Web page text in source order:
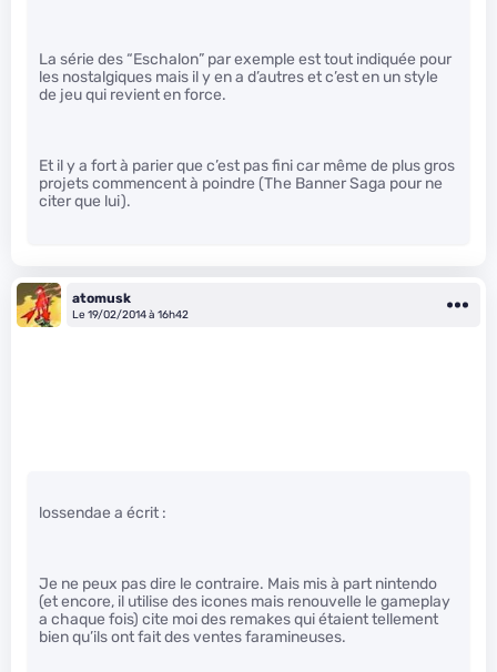
La série des “Eschalon” par exemple est tout indiquée pour
les nostalgiques mais il y en a d’autres et c’est en un style
de jeu qui revient en force.
Et il y a fort à parier que c’est pas fini car même de plus gros
projets commencent à poindre (The Banner Saga pour ne
citer que lui).
atomusk
Le 19/02/2014 à 16h42
lossendae a écrit :
Je ne peux pas dire le contraire. Mais mis à part nintendo
(et encore, il utilise des icones mais renouvelle le gameplay
a chaque fois) cite moi des remakes qui étaient tellement
bien qu’ils ont fait des ventes faramineuses.